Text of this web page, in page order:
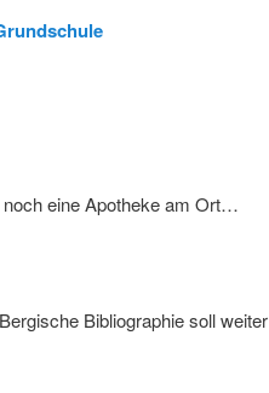
eine Apotheke am Ort…
Bibliographie soll weiter